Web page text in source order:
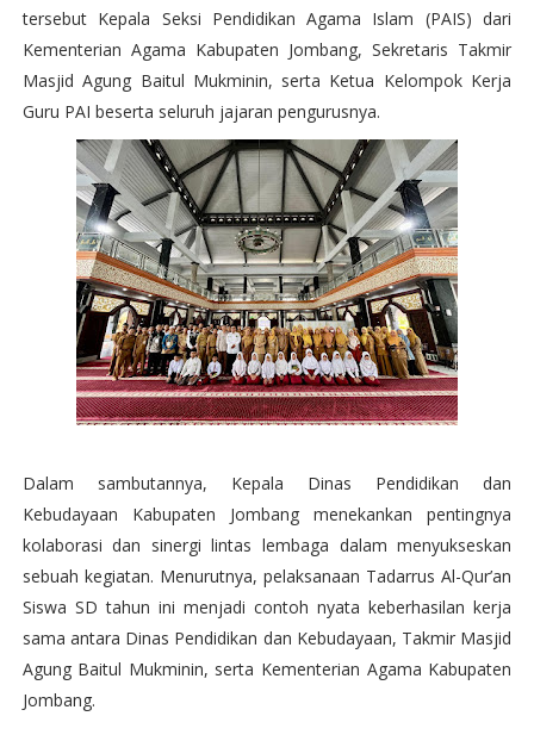
tersebut Kepala Seksi Pendidikan Agama Islam (PAIS) dari
Kementerian Agama Kabupaten Jombang, Sekretaris Takmir
Masjid Agung Baitul Mukminin, serta Ketua Kelompok Kerja
Guru PAI beserta seluruh jajaran pengurusnya.
Dalam sambutannya, Kepala Dinas Pendidikan dan
Kebudayaan Kabupaten Jombang menekankan pentingnya
kolaborasi dan sinergi lintas lembaga dalam menyukseskan
sebuah kegiatan. Menurutnya, pelaksanaan Tadarrus Al-Qur’an
Siswa SD tahun ini menjadi contoh nyata keberhasilan kerja
sama antara Dinas Pendidikan dan Kebudayaan, Takmir Masjid
Agung Baitul Mukminin, serta Kementerian Agama Kabupaten
Jombang.